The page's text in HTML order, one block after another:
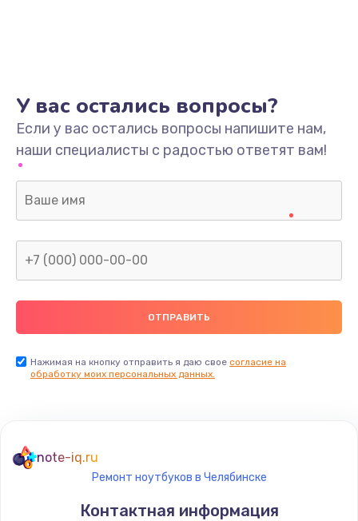
У вас остались вопросы?
Если у вас остались вопросы напишите нам,
наши специалисты с радостью ответят вам!
Нажимая на кнопку отправить я даю свое согласие на
обработку моих персональных данных.
note-iq.ru
Ремонт ноутбуков в Челябинске
Контактная информация